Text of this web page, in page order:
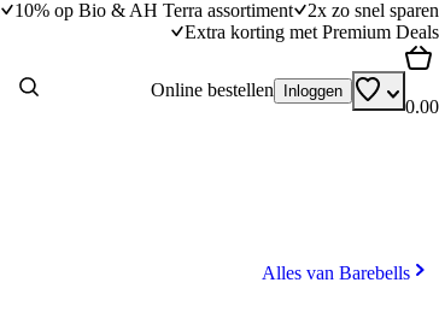
10% op Bio & AH Terra assortiment
2x zo snel sparen
Extra korting met Premium Deals
Online bestellen Inloggen
0.00
Alles van Barebells